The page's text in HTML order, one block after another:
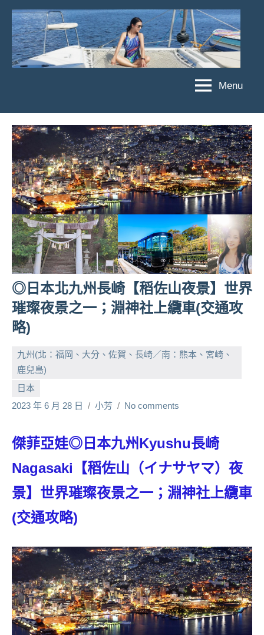
Skip
content
菲
亞
JEFFIA
FANG
亞
粉
絲
團、
主
題
旅
遊、
達
人
帶
路、
旅
遊
目
來
賓、
News
號
目
班
底、
外
節
目
持、
吳
哥
窟
Menu
◎日本北九州長崎【稻佐山夜景】世界
璀璨夜景之一；淵神社上纜車(交通攻
略)
九州(北：福岡、大分、佐賀、長崎／南：熊本、宮崎、
鹿兒島)
日本
2023 年 6 月 28 日
小芳 No comments
傑菲亞娃◎日本九州Kyushu長崎
Nagasaki【稻佐山（イナサヤマ）夜
景】世界璀璨夜景之一；淵神社上纜車
(交通攻略)